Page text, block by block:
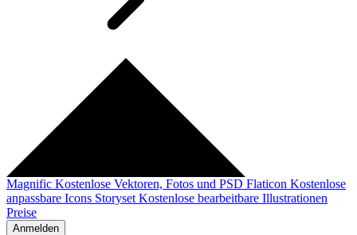
Magnific Kostenlose Vektoren, Fotos und PSD Flaticon Kostenlose
anpassbare Icons Storyset Kostenlose bearbeitbare Illustrationen
Preise
Anmelden